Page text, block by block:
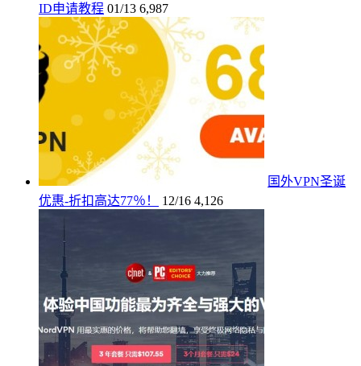
ID申请教程 01/13 6,987
国外VPN圣诞
优惠-折扣高达77％！
12/16 4,126